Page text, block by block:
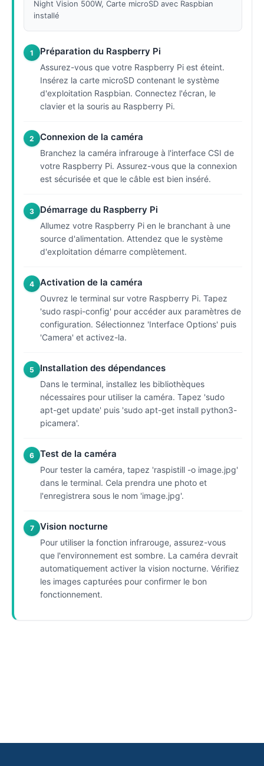
Night Vision 500W, Carte microSD avec Raspbian
installé
1 Préparation du Raspberry Pi
Assurez-vous que votre Raspberry Pi est éteint.
Insérez la carte microSD contenant le système
d'exploitation Raspbian. Connectez l'écran, le
clavier et la souris au Raspberry Pi.
2 Connexion de la caméra
Branchez la caméra infrarouge à l'interface CSI de
votre Raspberry Pi. Assurez-vous que la connexion
est sécurisée et que le câble est bien inséré.
3 Démarrage du Raspberry Pi
Allumez votre Raspberry Pi en le branchant à une
source d'alimentation. Attendez que le système
d'exploitation démarre complètement.
4 Activation de la caméra
Ouvrez le terminal sur votre Raspberry Pi. Tapez
'sudo raspi-config' pour accéder aux paramètres de
configuration. Sélectionnez 'Interface Options' puis
'Camera' et activez-la.
5 Installation des dépendances
Dans le terminal, installez les bibliothèques
nécessaires pour utiliser la caméra. Tapez 'sudo
apt-get update' puis 'sudo apt-get install python3-
picamera'.
6 Test de la caméra
Pour tester la caméra, tapez 'raspistill -o image.jpg'
dans le terminal. Cela prendra une photo et
l'enregistrera sous le nom 'image.jpg'.
7 Vision nocturne
Pour utiliser la fonction infrarouge, assurez-vous
que l'environnement est sombre. La caméra devrait
automatiquement activer la vision nocturne. Vérifiez
les images capturées pour confirmer le bon
fonctionnement.